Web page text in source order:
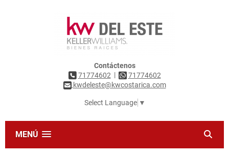
Contáctenos
71774602 |
71774602
kwdeleste@kwcostarica.com
Select Language ▼
MENÚ